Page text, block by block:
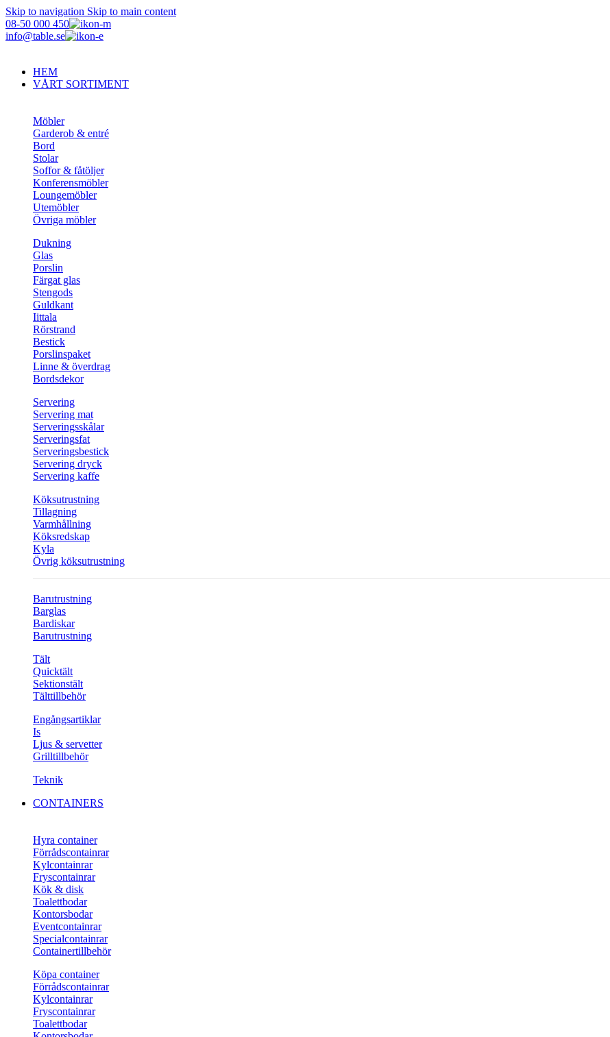
Skip to navigation Skip to main content
08-50 000 450
info@table.se
HEM
VÅRT SORTIMENT
Möbler
Garderob & entré
Bord
Stolar
Soffor & fåtöljer
Konferensmöbler
Loungemöbler
Utemöbler
Övriga möbler
Dukning
Glas
Porslin
Färgat glas
Stengods
Guldkant
Iittala
Rörstrand
Bestick
Porslinspaket
Linne & överdrag
Bordsdekor
Servering
Servering mat
Serveringsskålar
Serveringsfat
Serveringsbestick
Servering dryck
Servering kaffe
Köksutrustning
Tillagning
Varmhållning
Köksredskap
Kyla
Övrig köksutrustning
Barutrustning
Barglas
Bardiskar
Barutrustning
Tält
Quicktält
Sektionstält
Tälttillbehör
Engångsartiklar
Is
Ljus & servetter
Grilltillbehör
Teknik
CONTAINERS
Hyra container
Förrådscontainrar
Kylcontainrar
Fryscontainrar
Kök & disk
Toalettbodar
Kontorsbodar
Eventcontainrar
Specialcontainrar
Containertillbehör
Köpa container
Förrådscontainrar
Kylcontainrar
Fryscontainrar
Toalettbodar